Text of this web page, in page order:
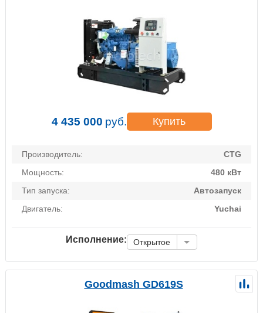
4 435 000 руб. Купить
Производитель:
CTG
Мощность:
480 кВт
Тип запуска:
Автозапуск
Двигатель:
Yuchai
Исполнение: Открытое
Goodmash GD619S